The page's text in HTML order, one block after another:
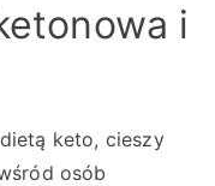
i
keto, cieszy
osób